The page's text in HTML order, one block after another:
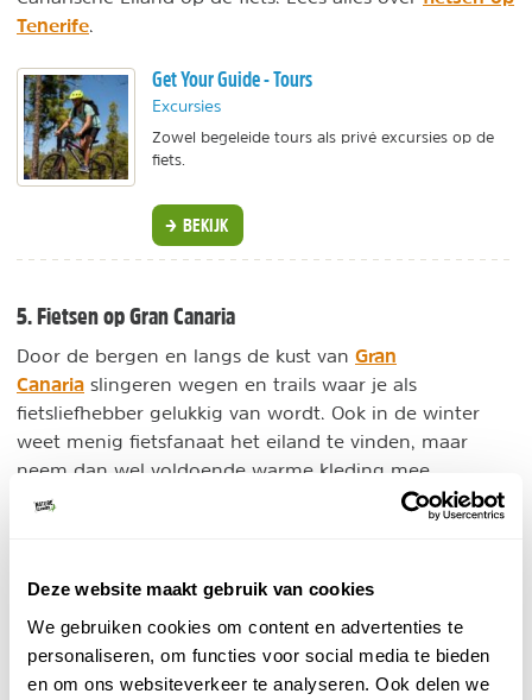
Deze website maakt gebruik van cookies
We gebruiken cookies om content en advertenties te
personaliseren, om functies voor social media te bieden
en om ons websiteverkeer te analyseren. Ook delen we
Tenerife.
Get Your Guide - Tours
Excursies
Zowel begeleide tours als privé excursies op de
fiets.
BEKIJK
5. Fietsen op Gran Canaria
Door de bergen en langs de kust van Gran
Canaria slingeren wegen en trails waar je als
fietsliefhebber gelukkig van wordt. Ook in de winter
weet menig fietsfanaat het eiland te vinden, maar
neem dan wel voldoende warme kleding mee.